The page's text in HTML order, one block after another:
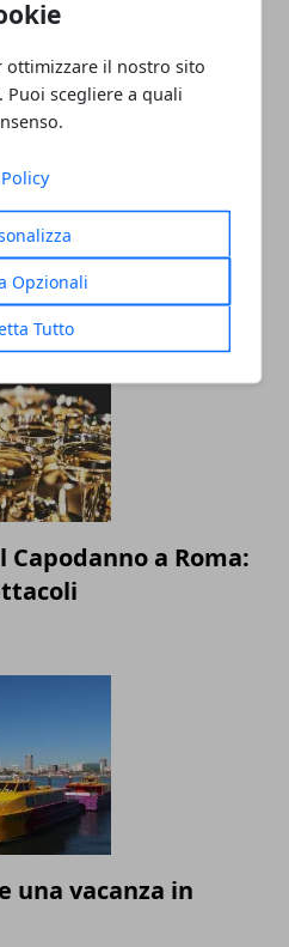
ottimizzare il nostro sito
scegliere a quali
Opzionali
Tutto
a Roma:
una vacanza in